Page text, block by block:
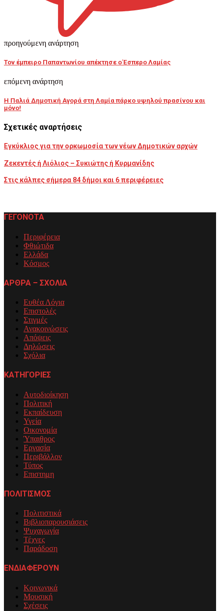
προηγούμενη ανάρτηση
Τον έμπειρο Παπαντωνίου απέκτησε ο Έσπερο Λαμίας
επόμενη ανάρτηση
Η Παλιά Δημοτική Αγορά στη Λαμία πάρκο υψηλού πρασίνου και
μόνο!
Σχετικές αναρτήσεις
Εγκύκλιος για την ορκωμοσία των νέων Δημοτικών αρχών
Ζεκεντές ή Λιόλιος – Συκιώτης ή Κυρμανίδης
Στις κάλπες σήμερα 84 δήμοι και 6 περιφέρειες
ΓΕΓΟΝΟΤΑ
Περιφέρεια
Φθιώτιδα
Ελλάδα
Κόσμος
ΑΡΘΡΑ – ΣΧΟΛΙΑ
Ευθέα Λόγια
Επιστολές
Στιγμές
Ανακοινώσεις
Απόψεις
Δηλώσεις
Σχόλια
ΚΑΤΗΓΟΡΙΕΣ
Αυτοδιοίκηση
Πολιτική
Εκπαίδευση
Υγεία
Οικονομία
Ύπαιθρος
Εργασία
Περιβάλλον
Τύπος
Επιστημη
ΠΟΛΙΤΙΣΜΟΣ
Πολιτιστικά
Βιβλιοπαρουσιάσεις
Ψυχαγωγία
Τέχνες
Παράδοση
ΕΝΔΙΑΦΕΡΟΥΝ
Κοινωνικά
Μουσική
Σχέσεις